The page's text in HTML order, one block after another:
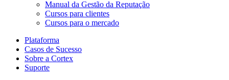
Manual da Gestão da Reputação
Cursos para clientes
Cursos para o mercado
Plataforma
Casos de Sucesso
Sobre a Cortex
Suporte